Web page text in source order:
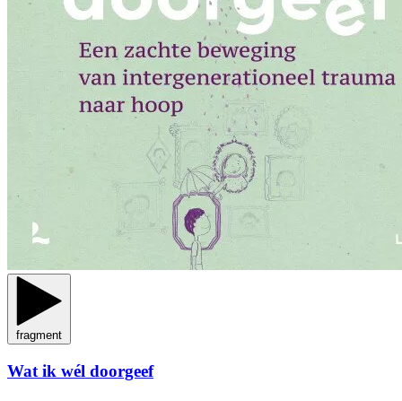
fragment
Wat ik wél doorgeef